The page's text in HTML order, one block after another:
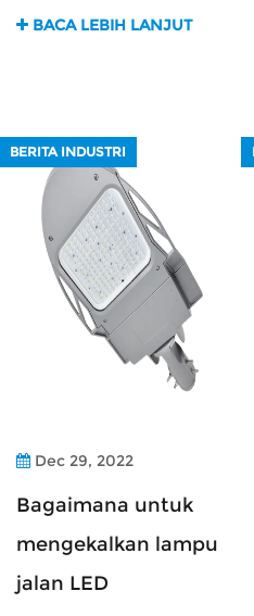
BACA LEBIH LANJUT
BERITA INDUSTRI
Dec 29, 2022
Bagaimana untuk
mengekalkan lampu
jalan LED